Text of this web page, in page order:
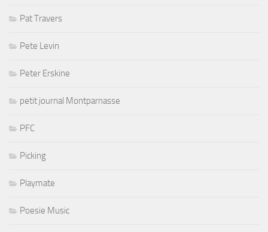
Pat Travers
Pete Levin
Peter Erskine
petit journal Montparnasse
PFC
Picking
Playmate
Poesie Music